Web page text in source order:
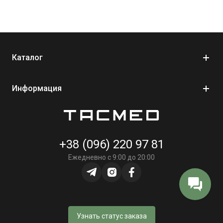
NAR HPMK сочетает многослойную теплоизоляционную
активируется кислородом и не требует внешнего источника
питания.
Рекомендуемое CoTCCC решение для профилактики
компактность и простоту использования. Конструкция
обеспечивает максимальную сохранность тепла даже при
транспортировке пострадавшего или работы в
неблагоприятных погодных условиях.
Основными преимуществами комплекта являются:
рекомендованный CoTCCC для тактической медицины;
Каталог
Информация
+38 (096) 220 97 81
Ежедневно с 9:00 до 20:00
Узнать статус заказа